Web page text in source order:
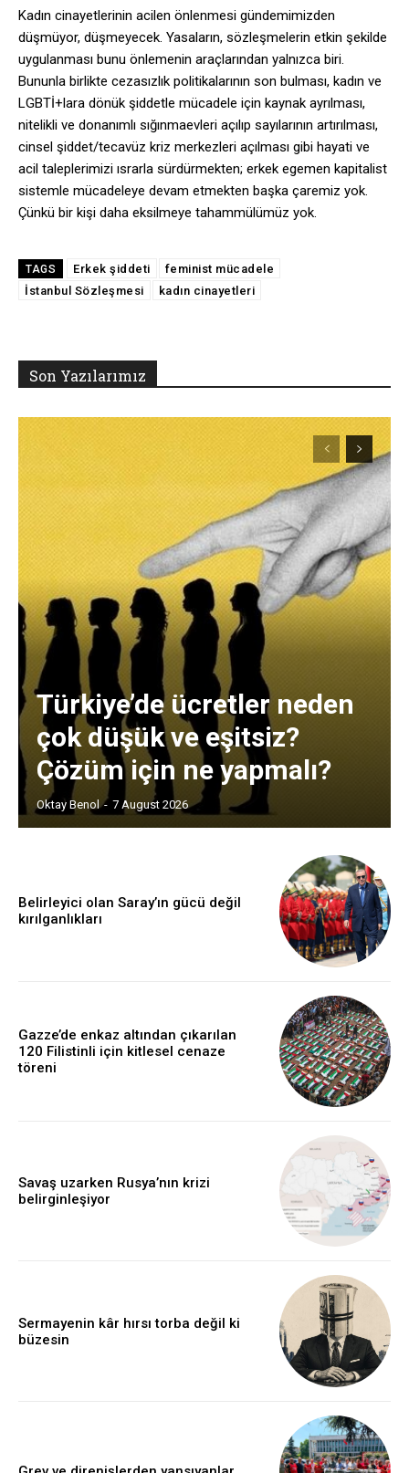
Kadın cinayetlerinin acilen önlenmesi gündemimizden
düşmüyor, düşmeyecek. Yasaların, sözleşmelerin etkin şekilde
uygulanması bunu önlemenin araçlarından yalnızca biri.
Bununla birlikte cezasızlık politikalarının son bulması, kadın ve
LGBTİ+lara dönük şiddetle mücadele için kaynak ayrılması,
nitelikli ve donanımlı sığınmaevleri açılıp sayılarının artırılması,
cinsel şiddet/tecavüz kriz merkezleri açılması gibi hayati ve
acil taleplerimizi ısrarla sürdürmekten; erkek egemen kapitalist
sistemle mücadeleye devam etmekten başka çaremiz yok.
Çünkü bir kişi daha eksilmeye tahammülümüz yok.
TAGS Erkek şiddeti
feminist mücadele
İstanbul Sözleşmesi
kadın cinayetleri
Son Yazılarımız
Türkiye’de ücretler neden
çok düşük ve eşitsiz?
Çözüm için ne yapmalı?
Oktay Benol - 7 August 2026
Belirleyici olan Saray’ın gücü değil
kırılganlıkları
Gazze’de enkaz altından çıkarılan
120 Filistinli için kitlesel cenaze
töreni
Savaş uzarken Rusya’nın krizi
belirginleşiyor
Sermayenin kâr hırsı torba değil ki
büzesin